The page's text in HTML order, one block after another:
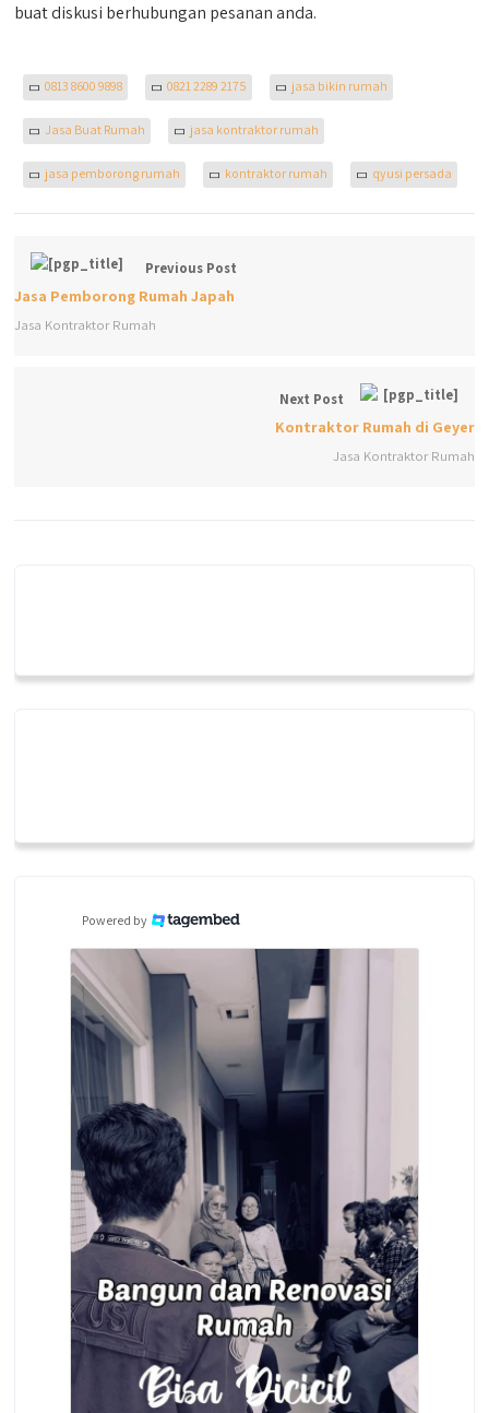
buat diskusi berhubungan pesanan anda.
0813 8600 9898 0821 2289 2175 jasa bikin rumah
Jasa Buat Rumah jasa kontraktor rumah
jasa pemborong rumah kontraktor rumah qyusi persada
Previous Post
Jasa Pemborong Rumah Japah
Jasa Kontraktor Rumah
Next Post
Kontraktor Rumah di Geyer
Jasa Kontraktor Rumah
Powered by